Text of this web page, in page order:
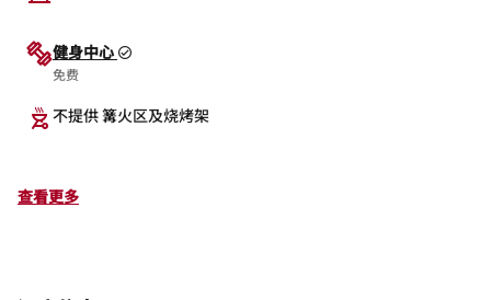
健身中心
免费
不提供 篝火区及烧烤架
查看更多